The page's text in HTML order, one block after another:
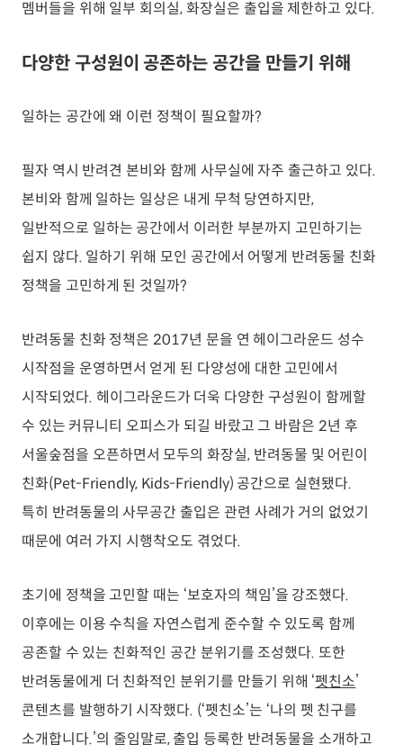
멤버들을 위해 일부 회의실, 화장실은 출입을 제한하고 있다.
다양한 구성원이 공존하는 공간을 만들기 위해
일하는 공간에 왜 이런 정책이 필요할까?
필자 역시 반려견 본비와 함께 사무실에 자주 출근하고 있다.
본비와 함께 일하는 일상은 내게 무척 당연하지만,
일반적으로 일하는 공간에서 이러한 부분까지 고민하기는
쉽지 않다. 일하기 위해 모인 공간에서 어떻게 반려동물 친화
정책을 고민하게 된 것일까?
반려동물 친화 정책은 2017년 문을 연 헤이그라운드 성수
시작점을 운영하면서 얻게 된 다양성에 대한 고민에서
시작되었다. 헤이그라운드가 더욱 다양한 구성원이 함께할
수 있는 커뮤니티 오피스가 되길 바랐고 그 바람은 2년 후
서울숲점을 오픈하면서 모두의 화장실, 반려동물 및 어린이
친화(Pet-Friendly, Kids-Friendly) 공간으로 실현됐다.
특히 반려동물의 사무공간 출입은 관련 사례가 거의 없었기
때문에 여러 가지 시행착오도 겪었다.
초기에 정책을 고민할 때는 ‘보호자의 책임’을 강조했다.
이후에는 이용 수칙을 자연스럽게 준수할 수 있도록 함께
공존할 수 있는 친화적인 공간 분위기를 조성했다. 또한
반려동물에게 더 친화적인 분위기를 만들기 위해 ‘펫친소’
콘텐츠를 발행하기 시작했다. (‘펫친소’는 ‘나의 펫 친구를
소개합니다.’의 줄임말로, 출입 등록한 반려동물을 소개하고